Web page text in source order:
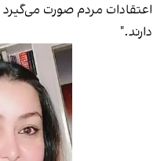
اعتقادات مردم صورت
دارند."